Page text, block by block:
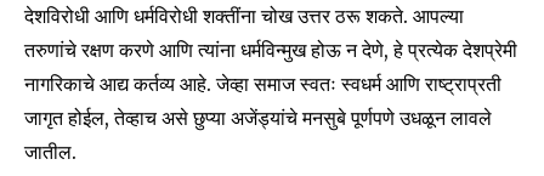
देशविरोधी आणि धर्मविरोधी शक्तींना चोख उत्तर ठरू शकते. आपल्या
तरुणांचे रक्षण करणे आणि त्यांना धर्मविन्मुख होऊ न देणे, हे प्रत्येक देशप्रेमी
नागरिकाचे आद्य कर्तव्य आहे. जेव्हा समाज स्वतः स्वधर्म आणि राष्ट्राप्रती
जागृत होईल, तेव्हाच असे छुप्या अजेंड्यांचे मनसुबे पूर्णपणे उधळून लावले
जातील.